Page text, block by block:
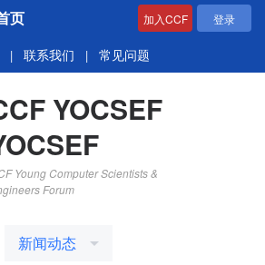
页 加入CCF 登录
| 联系我们 | 常见问题
YOCSEF
Young Computer Scientists &
Forum
新闻动态